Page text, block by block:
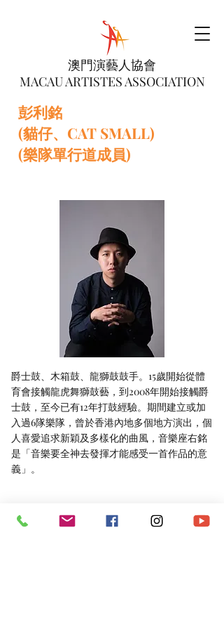
澳門演藝人協會
MACAU ARTISTES ASSOCIATION
彭利銘
(貓仔、CAT SMALL)
(樂隊單行道成員)
爵士鼓、木箱鼓、龍獅鼓鼓手。15歲開始從體
育會接觸龍虎舞獅鼓藝，到2008年開始接觸爵
士鼓，至今已有12年打鼓經驗。期間建立或加
入過6隊樂隊，曾於香港內地多個地方演出，個
人喜愛追求新穎及多樣化的曲風，音樂座右銘
是「音樂要全神去發揮才能感受一首作品的意
義」。